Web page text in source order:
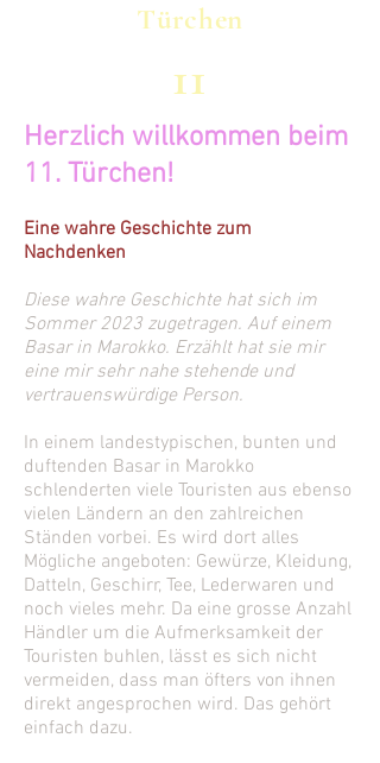
Türchen
11
Herzlich willkommen beim
11. Türchen!
Eine wahre Geschichte zum
Nachdenken
Diese wahre Geschichte hat sich im
Sommer 2023 zugetragen. Auf einem
Basar in Marokko. Erzählt hat sie mir
eine mir sehr nahe stehende und
vertrauenswürdige Person.
In einem landestypischen, bunten und
duftenden Basar in Marokko
schlenderten viele Touristen aus ebenso
vielen Ländern an den zahlreichen
Ständen vorbei. Es wird dort alles
Mögliche angeboten: Gewürze, Kleidung,
Datteln, Geschirr, Tee, Lederwaren und
noch vieles mehr. Da eine grosse Anzahl
Händler um die Aufmerksamkeit der
Touristen buhlen, lässt es sich nicht
vermeiden, dass man öfters von ihnen
direkt angesprochen wird. Das gehört
einfach dazu.